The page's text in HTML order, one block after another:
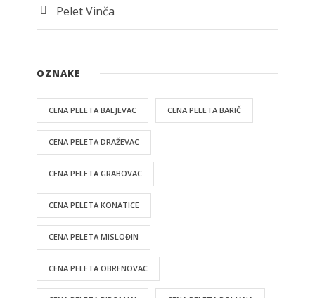
Pelet Vinča
OZNAKE
CENA PELETA BALJEVAC CENA PELETA BARIČ
CENA PELETA DRAŽEVAC
CENA PELETA GRABOVAC
CENA PELETA KONATICE
CENA PELETA MISLOĐIN
CENA PELETA OBRENOVAC